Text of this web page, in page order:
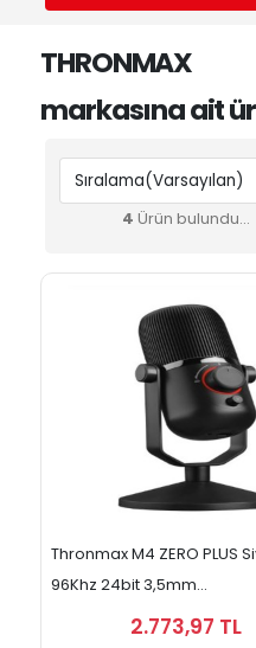
THRONMAX
markasına ait
4 Ürün bulundu...
Thronmax M4 ZERO PLUS
96Khz 24bit 3,5mm...
2.773,97 TL